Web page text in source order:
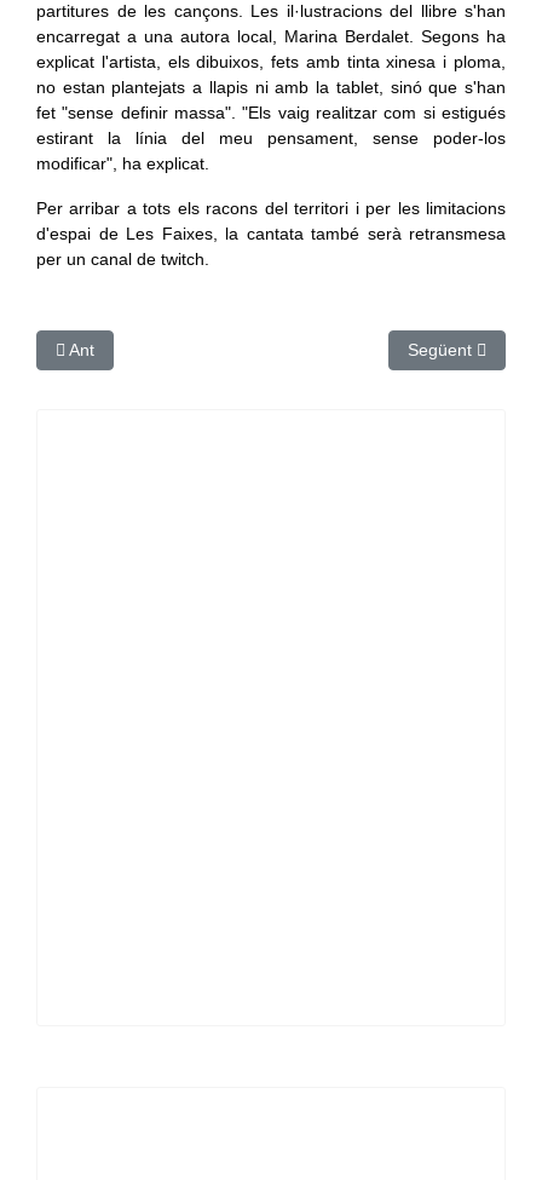
partitures de les cançons. Les il·lustracions del llibre s'han
encarregat a una autora local, Marina Berdalet. Segons ha
explicat l'artista, els dibuixos, fets amb tinta xinesa i ploma,
no estan plantejats a llapis ni amb la tablet, sinó que s'han
fet "sense definir massa". "Els vaig realitzar com si estigués
estirant la línia del meu pensament, sense poder-los
modificar", ha explicat.
Per arribar a tots els racons del territori i per les limitacions
d'espai de Les Faixes, la cantata també serà retransmesa
per un canal de twitch.
Article anterior: Quatre detinguts per cultivar més de 1.500
Ant Article següent:
Següent